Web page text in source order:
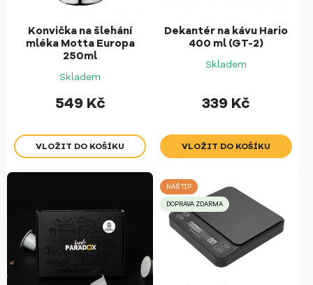
Konvička na šlehání
mléka Motta Europa
250ml
Skladem
549 Kč
Dekantér na kávu Hario
400 ml (GT-2)
Skladem
339 Kč
NÁŠ TIP
DOPRAVA ZDARMA